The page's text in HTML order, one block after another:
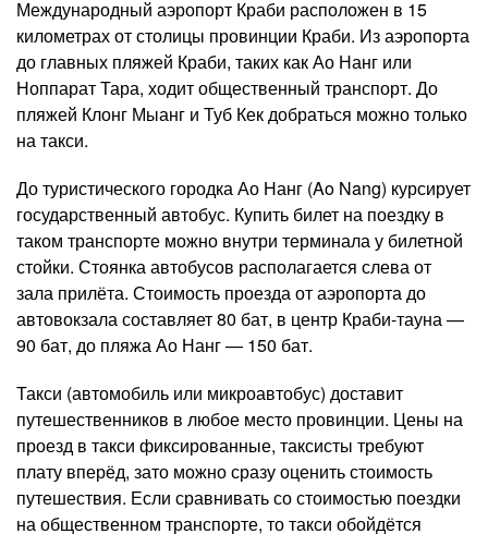
Международный аэропорт Краби расположен в 15
километрах от столицы провинции Краби. Из аэропорта
до главных пляжей Краби, таких как Ао Нанг или
Ноппарат Тара, ходит общественный транспорт. До
пляжей Клонг Мыанг и Туб Кек добраться можно только
на такси.
До туристического городка Ао Нанг (Ao Nang) курсирует
государственный автобус. Купить билет на поездку в
таком транспорте можно внутри терминала у билетной
стойки. Стоянка автобусов располагается слева от
зала прилёта. Стоимость проезда от аэропорта до
автовокзала составляет 80 бат, в центр Краби-тауна —
90 бат, до пляжа Ао Нанг — 150 бат.
Такси (автомобиль или микроавтобус) доставит
путешественников в любое место провинции. Цены на
проезд в такси фиксированные, таксисты требуют
плату вперёд, зато можно сразу оценить стоимость
путешествия. Если сравнивать со стоимостью поездки
на общественном транспорте, то такси обойдётся